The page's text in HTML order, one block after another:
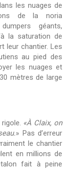
les nuages de
de la noria
géants,
la saturation de
leur chantier. Les
au pied des
les nuages et
mètres de large
«À Claix, on
» Pas d’erreur
le chantier
en millions de
fait à peine